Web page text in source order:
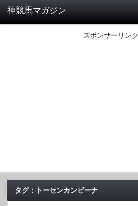
スポンサーリンク
タグ：トーセンカンビーナ